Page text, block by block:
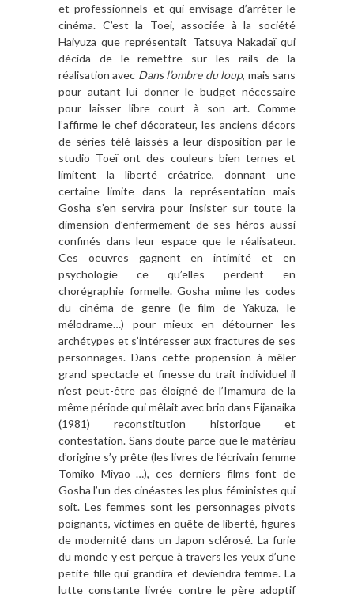
et professionnels et qui envisage d’arrêter le
cinéma. C’est la Toei, associée à la société
Haiyuza que représentait Tatsuya Nakadaï qui
décida de le remettre sur les rails de la
réalisation avec Dans l’ombre du loup, mais sans
pour autant lui donner le budget nécessaire
pour laisser libre court à son art. Comme
l’affirme le chef décorateur, les anciens décors
de séries télé laissés a leur disposition par le
studio Toeï ont des couleurs bien ternes et
limitent la liberté créatrice, donnant une
certaine limite dans la représentation mais
Gosha s’en servira pour insister sur toute la
dimension d’enfermement de ses héros aussi
confinés dans leur espace que le réalisateur.
Ces oeuvres gagnent en intimité et en
psychologie ce qu’elles perdent en
chorégraphie formelle. Gosha mime les codes
du cinéma de genre (le film de Yakuza, le
mélodrame…) pour mieux en détourner les
archétypes et s’intéresser aux fractures de ses
personnages. Dans cette propension à mêler
grand spectacle et finesse du trait individuel il
n’est peut-être pas éloigné de l’Imamura de la
même période qui mêlait avec brio dans Eijanaika
(1981) reconstitution historique et
contestation. Sans doute parce que le matériau
d’origine s’y prête (les livres de l’écrivain femme
Tomiko Miyao …), ces derniers films font de
Gosha l’un des cinéastes les plus féministes qui
soit. Les femmes sont les personnages pivots
poignants, victimes en quête de liberté, figures
de modernité dans un Japon sclérosé. La furie
du monde y est perçue à travers les yeux d’une
petite fille qui grandira et deviendra femme. La
lutte constante livrée contre le père adoptif